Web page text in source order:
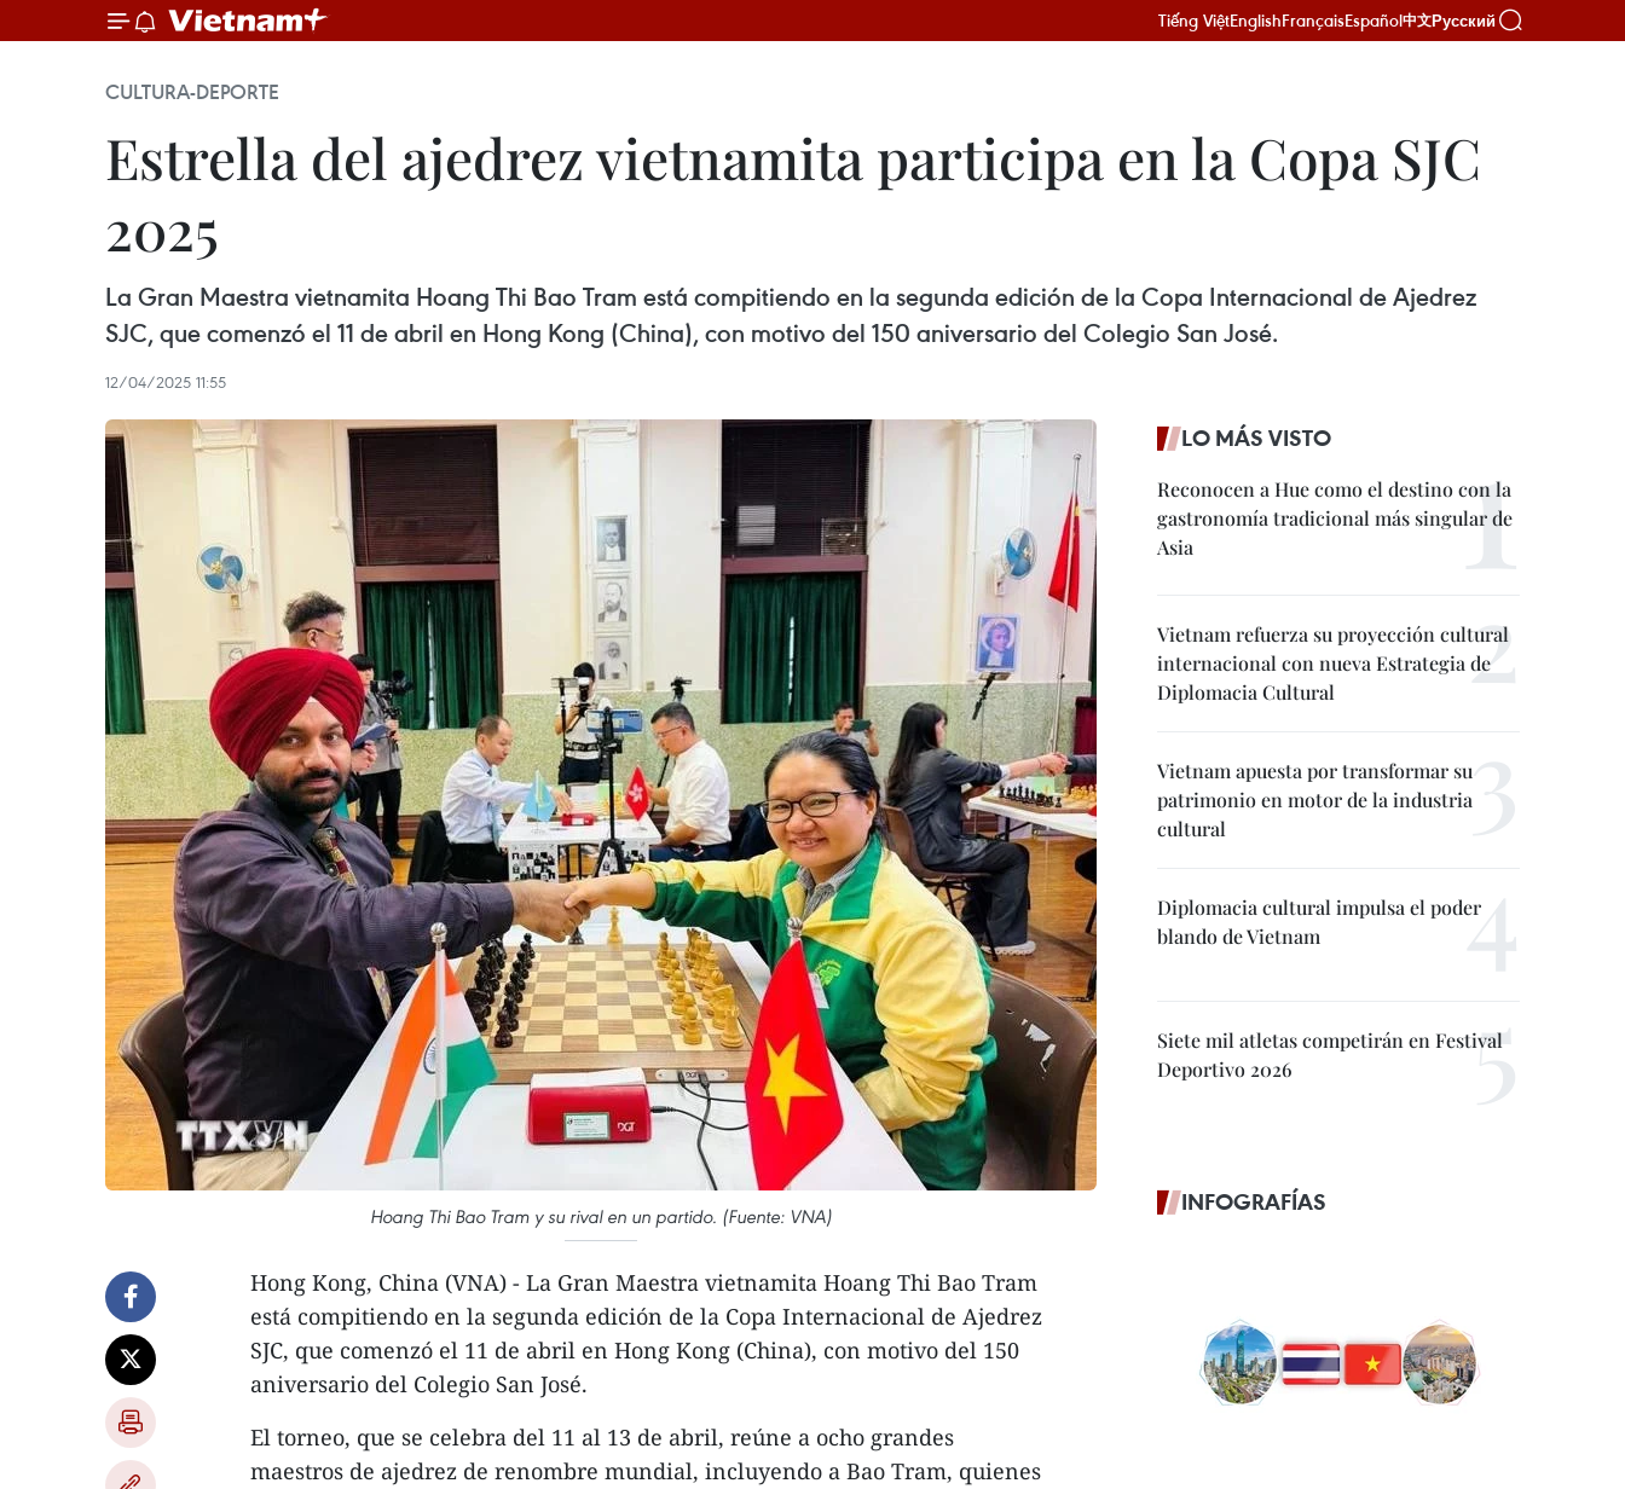
Tiếng ViệtEnglishFrançaisEspañol中文Русский
CULTURA-DEPORTE
Estrella del ajedrez vietnamita participa en la Copa SJC
2025
La Gran Maestra vietnamita Hoang Thi Bao Tram está compitiendo en la segunda edición de la Copa Internacional de Ajedrez
SJC, que comenzó el 11 de abril en Hong Kong (China), con motivo del 150 aniversario del Colegio San José.
12/04/2025 11:55
Hoang Thi Bao Tram y su rival en un partido. (Fuente: VNA)
Hong Kong, China (VNA) - La Gran Maestra vietnamita Hoang Thi Bao Tram
está compitiendo en la segunda edición de la Copa Internacional de Ajedrez
SJC, que comenzó el 11 de abril en Hong Kong (China), con motivo del 150
aniversario del Colegio San José.
El torneo, que se celebra del 11 al 13 de abril, reúne a ocho grandes
maestros de ajedrez de renombre mundial, incluyendo a Bao Tram, quienes
LO MÁS VISTO
Reconocen a Hue como el destino con la
gastronomía tradicional más singular de
Asia
Vietnam refuerza su proyección cultural
internacional con nueva Estrategia de
Diplomacia Cultural
Vietnam apuesta por transformar su
patrimonio en motor de la industria
cultural
Diplomacia cultural impulsa el poder
blando de Vietnam
Siete mil atletas competirán en Festival
Deportivo 2026
INFOGRAFÍAS